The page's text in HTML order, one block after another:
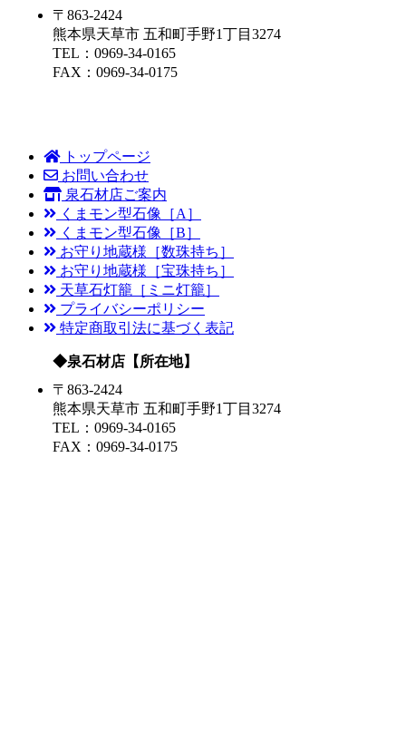
〒863-2424
熊本県天草市 五和町手野1丁目3274
TEL：0969-34-0165
FAX：0969-34-0175
トップページ
お問い合わせ
泉石材店ご案内
くまモン型石像［A］
くまモン型石像［B］
お守り地蔵様［数珠持ち］
お守り地蔵様［宝珠持ち］
天草石灯籠［ミニ灯籠］
プライバシーポリシー
特定商取引法に基づく表記
◆泉石材店【所在地】
〒863-2424
熊本県天草市 五和町手野1丁目3274
TEL：0969-34-0165
FAX：0969-34-0175